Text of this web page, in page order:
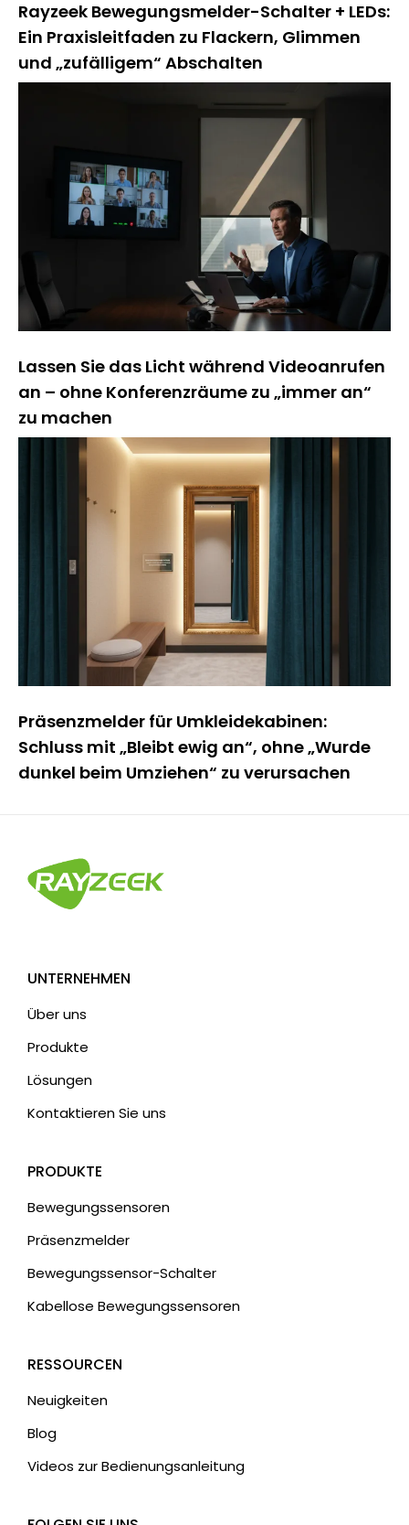
Rayzeek Bewegungsmelder-Schalter + LEDs:
Ein Praxisleitfaden zu Flackern, Glimmen
und „zufälligem“ Abschalten
Lassen Sie das Licht während Videoanrufen
an – ohne Konferenzräume zu „immer an“
zu machen
Präsenzmelder für Umkleidekabinen:
Schluss mit „Bleibt ewig an“, ohne „Wurde
dunkel beim Umziehen“ zu verursachen
UNTERNEHMEN
Über uns
Produkte
Lösungen
Kontaktieren Sie uns
PRODUKTE
Bewegungssensoren
Präsenzmelder
Bewegungssensor-Schalter
Kabellose Bewegungssensoren
RESSOURCEN
Neuigkeiten
Blog
Videos zur Bedienungsanleitung